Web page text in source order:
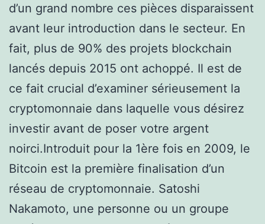
d’un grand nombre ces pièces disparaissent
avant leur introduction dans le secteur. En
fait, plus de 90% des projets blockchain
lancés depuis 2015 ont achoppé. Il est de
ce fait crucial d’examiner sérieusement la
cryptomonnaie dans laquelle vous désirez
investir avant de poser votre argent
noirci.Introduit pour la 1ère fois en 2009, le
Bitcoin est la première finalisation d’un
réseau de cryptomonnaie. Satoshi
Nakamoto, une personne ou un groupe